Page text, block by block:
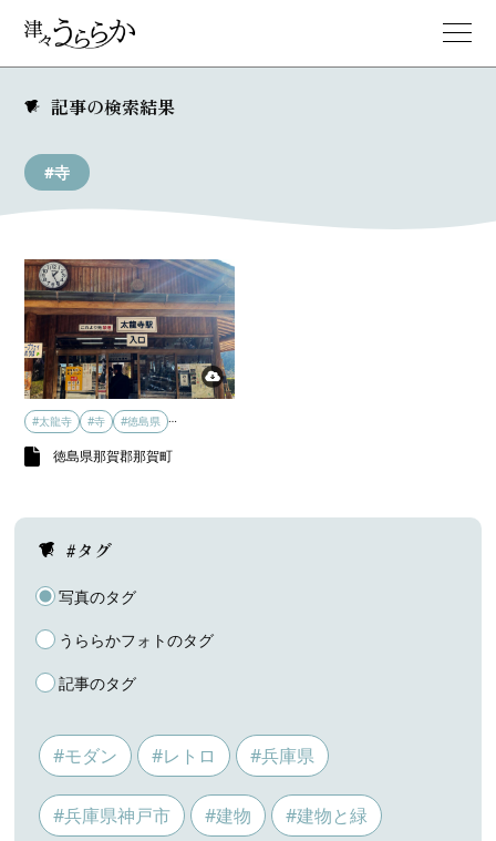
記事の検索結果
#寺
#太龍寺 #寺 #徳島県 …
徳島県那賀郡那賀町
#タグ
写真のタグ
うららかフォトのタグ
記事のタグ
#モダン #レトロ #兵庫県
#兵庫県神戸市 #建物 #建物と緑